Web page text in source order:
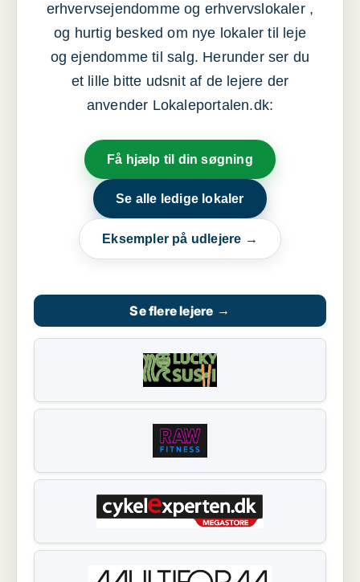
erhvervsejendomme og erhvervslokaler ,
og hurtig besked om nye lokaler til leje
og ejendomme til salg. Herunder ser du
et lille bitte udsnit af de lejere der
anvender Lokaleportalen.dk:
Få hjælp til din søgning
Se alle ledige lokaler
Eksempler på udlejere →
Se flere lejere →